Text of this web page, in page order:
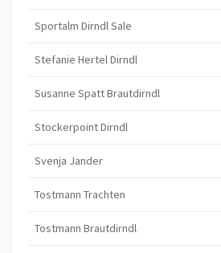
Sportalm Dirndl Sale
Stefanie Hertel Dirndl
Susanne Spatt Brautdirndl
Stockerpoint Dirndl
Svenja Jander
Tostmann Trachten
Tostmann Brautdirndl